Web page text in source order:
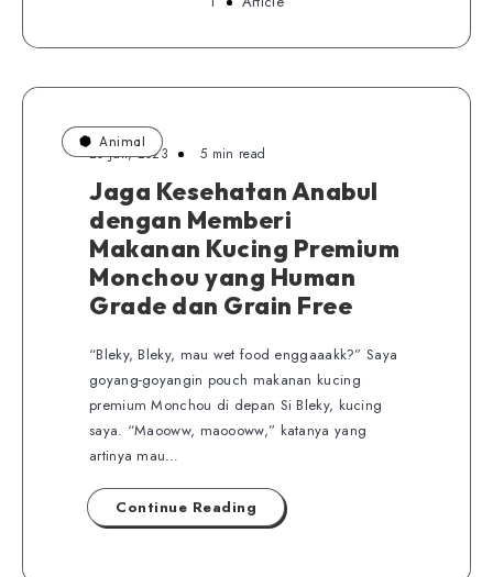
Animal
20 Juli, 2023 5 min read
Jaga Kesehatan Anabul
dengan Memberi
Makanan Kucing Premium
Monchou yang Human
Grade dan Grain Free
“Bleky, Bleky, mau wet food enggaaakk?” Saya
goyang-goyangin pouch makanan kucing
premium Monchou di depan Si Bleky, kucing
saya. “Maooww, maoooww,” katanya yang
artinya mau…
Continue Reading